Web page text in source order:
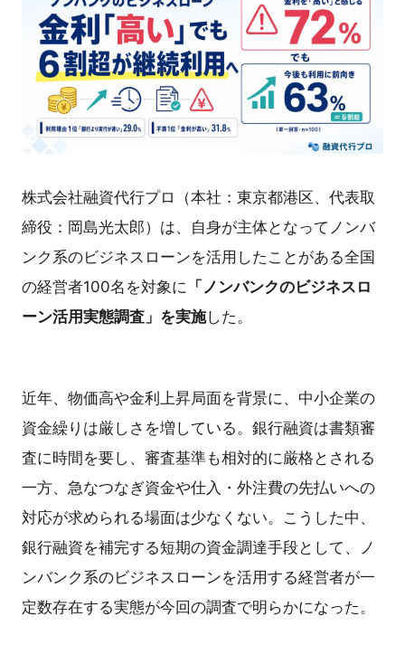
株式会社融資代行プロ（本社：東京都港区、代表取
締役：岡島光太郎）は、自身が主体となってノンバ
ンク系のビジネスローンを活用したことがある全国
の経営者100名を対象に 「ノンバンクのビジネスロ
ーン活用実態調査」を実施した。
近年、物価高や金利上昇局面を背景に、中小企業の
資金繰りは厳しさを増している。銀行融資は書類審
査に時間を要し、審査基準も相対的に厳格とされる
一方、急なつなぎ資金や仕入・外注費の先払いへの
対応が求められる場面は少なくない。こうした中、
銀行融資を補完する短期の資金調達手段として、ノ
ンバンク系のビジネスローンを活用する経営者が一
定数存在する実態が今回の調査で明らかになった。